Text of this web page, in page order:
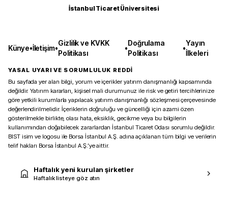
İstanbul Ticaret Üniversitesi
Künye•İletişim•
Gizlilik ve KVKK
Politikası
•
Doğrulama
Politikası
•
Yayın
İlkeleri
YASAL UYARI VE SORUMLULUK REDDİ
Bu sayfada yer alan bilgi, yorum ve içerikler yatırım danışmanlığı kapsamında
değildir. Yatırım kararları, kişisel mali durumunuz ile risk ve getiri tercihlerinize
göre yetkili kurumlarla yapılacak yatırım danışmanlığı sözleşmesi çerçevesinde
değerlendirilmelidir. İçeriklerin doğruluğu ve güncelliği için azami özen
gösterilmekle birlikte, olası hata, eksiklik, gecikme veya bu bilgilerin
kullanımından doğabilecek zararlardan İstanbul Ticaret Odası sorumlu değildir.
BIST isim ve logosu ile Borsa İstanbul A.Ş. adına açıklanan tüm bilgi ve verilerin
telif hakları Borsa İstanbul A.Ş.’ye aittir.
Haftalık yeni kurulan şirketler
Haftalık listeye göz atın